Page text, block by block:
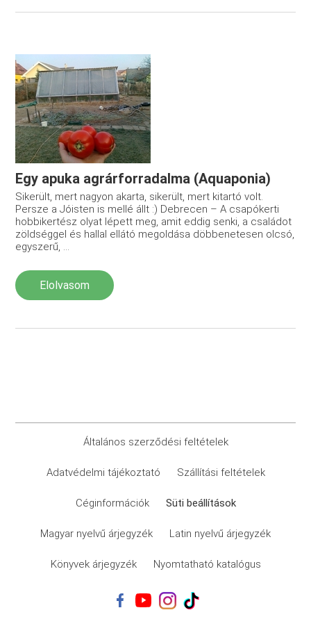
Egy apuka agrárforradalma (Aquaponia)
Sikerült, mert nagyon akarta, sikerült, mert kitartó volt.
Persze a Jóisten is mellé állt :) Debrecen – A csapókerti
hobbikertész olyat lépett meg, amit eddig senki, a családot
zöldséggel és hallal ellátó megoldása döbbenetesen olcsó,
egyszerű, ...
Elolvasom
Általános szerződési feltételek
Adatvédelmi tájékoztató Szállítási feltételek
Céginformációk Süti beállítások
Magyar nyelvű árjegyzék Latin nyelvű árjegyzék
Könyvek árjegyzék Nyomtatható katalógus